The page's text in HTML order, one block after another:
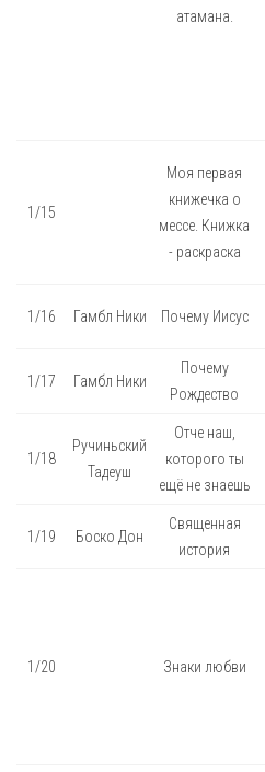
атамана.
1/15
Моя первая
книжечка о
мессе. Книжка
- раскраска
1/16 Гамбл Ники Почему Иисус
1/17 Гамбл Ники
Почему
Рождество
1/18
Ручиньский
Тадеуш
Отче наш,
которого ты
ещё не знаешь
1/19 Боско Дон
Священная
история
1/20 Знаки любви